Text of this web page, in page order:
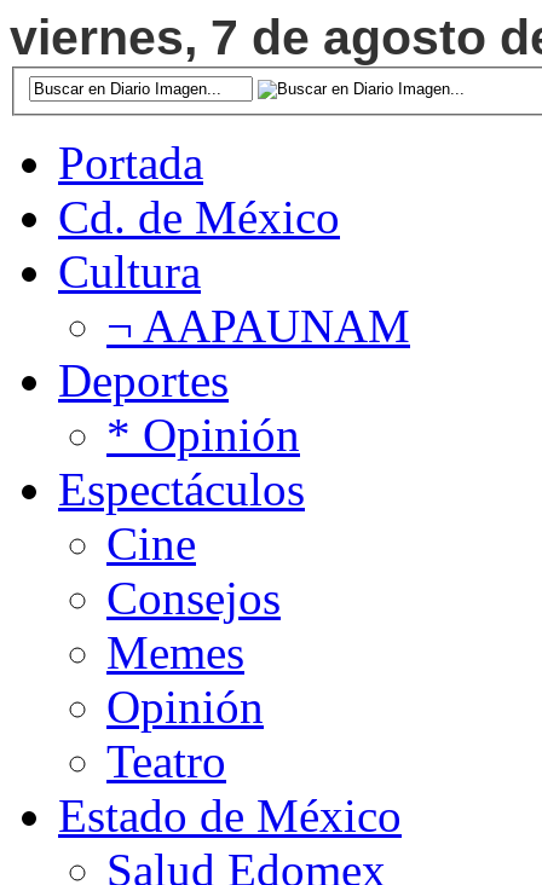
viernes, 7 de agosto
Portada
Cd. de México
Cultura
¬ AAPAUNAM
Deportes
* Opinión
Espectáculos
Cine
Consejos
Memes
Opinión
Teatro
Estado de México
Salud Edomex